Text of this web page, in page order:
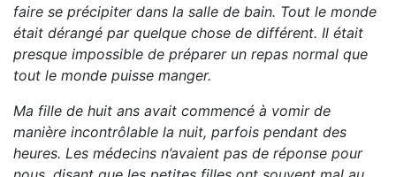
faire se précipiter dans la salle de bain. Tout le monde
était dérangé par quelque chose de différent. Il était
presque impossible de préparer un repas normal que
tout le monde puisse manger.
Ma fille de huit ans avait commencé à vomir de
manière incontrôlable la nuit, parfois pendant des
heures. Les médecins n’avaient pas de réponse pour